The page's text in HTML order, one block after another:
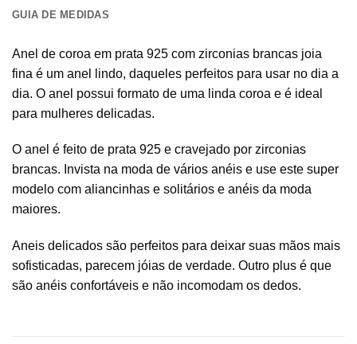
GUIA DE MEDIDAS
Anel de coroa em prata 925 com zirconias brancas joia
fina é um anel lindo, daqueles perfeitos para usar no dia a
dia. O anel possui formato de uma linda coroa e é ideal
para mulheres delicadas.
O anel é feito de prata 925 e cravejado por zirconias
brancas. Invista na moda de vários anéis e use este super
modelo com aliancinhas e solitários e anéis da moda
maiores.
Aneis delicados são perfeitos para deixar suas mãos mais
sofisticadas, parecem jóias de verdade. Outro plus é que
são anéis confortáveis e não incomodam os dedos.